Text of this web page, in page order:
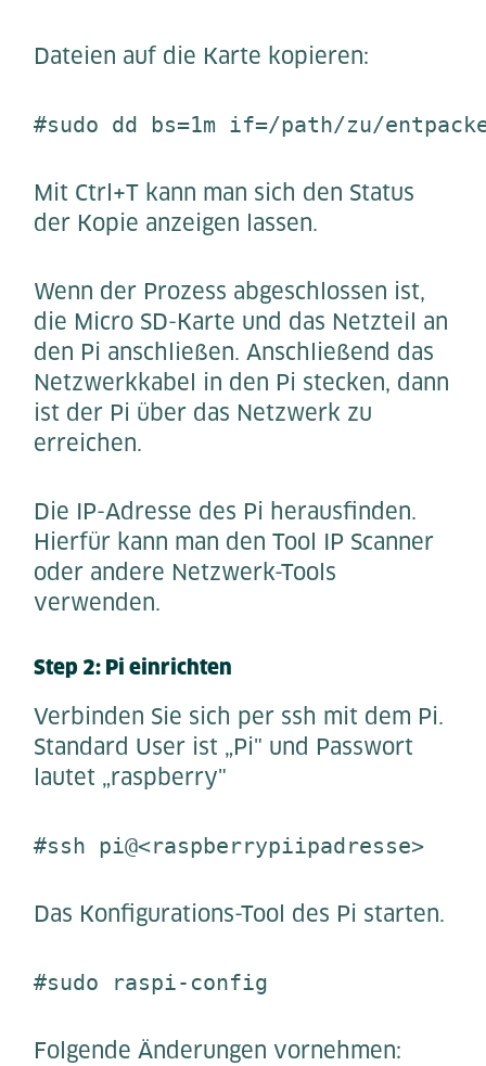
Dateien auf die Karte kopieren:
#sudo dd bs=1m if=/path/zu/
Mit Ctrl+T kann man sich den Status
der Kopie anzeigen lassen.
Wenn der Prozess abgeschlossen ist,
die Micro SD-Karte und das Netzteil an
den Pi anschließen. Anschließend das
Netzwerkkabel in den Pi stecken, dann
ist der Pi über das Netzwerk zu
erreichen.
Die IP-Adresse des Pi herausfinden.
Hierfür kann man den Tool IP Scanner
oder andere Netzwerk-Tools
verwenden.
Step 2: Pi einrichten
Verbinden Sie sich per ssh mit dem Pi.
Standard User ist „Pi" und Passwort
lautet „raspberry"
#ssh pi@<raspberrypiipadresse>
Das Konfigurations-Tool des Pi starten.
#sudo raspi-config
Folgende Änderungen vornehmen: